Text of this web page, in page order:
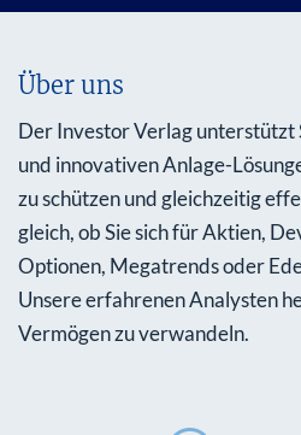
Über uns
Der Investor Verlag unterstützt
und innovativen Anlage-
zu schützen und gleichzeitig
gleich, ob Sie sich für Aktien,
Optionen, Megatrends oder
Unsere erfahrenen Analysten
Vermögen zu verwandeln.